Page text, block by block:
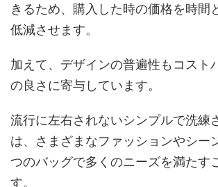
きるため、購入した時の価格を時間
低減させます。
加えて、デザインの普遍性もコスト
の良さに寄与しています。
流行に左右されないシンプルで洗練
は、さまざまなファッションやシー
つのバッグで多くのニーズを満たす
す。